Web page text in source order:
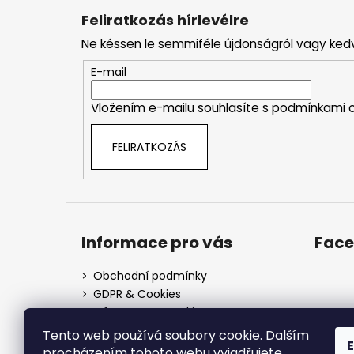
Tento web používá soubory cookie. Dalším
Feliratkozás hírlevélre
Ne késsen le semmiféle újdonságról vagy
E-mail
Vložením e-mailu souhlasíte s podmínkami
FELIRATKOZÁS
Informace pro vás
Obchodní podmínky
GDPR & Cookies
Informace o cookies